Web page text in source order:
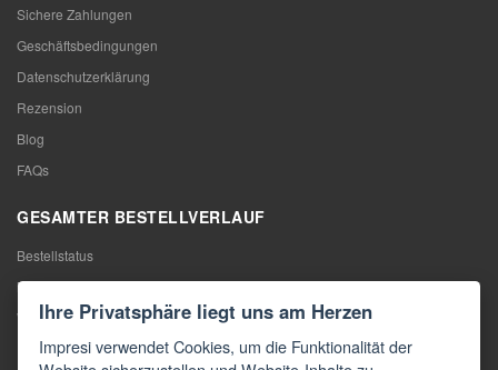
Sichere Zahlungen
Geschäftsbedingungen
Datenschutzerklärung
Rezension
Blog
FAQs
GESAMTER BESTELLVERLAUF
Bestellstatus
Meine Bestellung
Warentausch
Rücktritt vom Vertrag
Ihre Privatsphäre liegt uns am Herzen
Impresi verwendet Cookies, um die Funktionalität der